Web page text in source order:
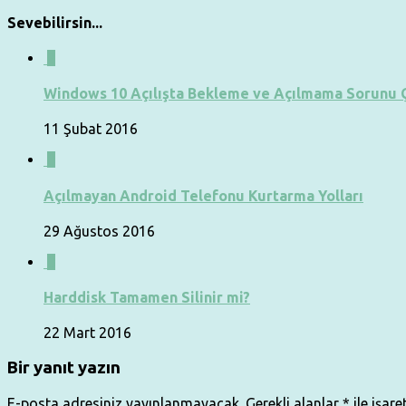
Sevebilirsin...
Windows 10 Açılışta Bekleme ve Açılmama Sorunu
11 Şubat 2016
Açılmayan Android Telefonu Kurtarma Yolları
29 Ağustos 2016
Harddisk Tamamen Silinir mi?
22 Mart 2016
Bir yanıt yazın